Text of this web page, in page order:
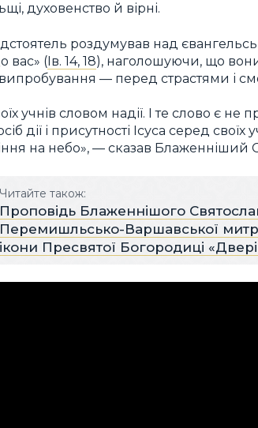
духовенство й вірні.
роздумував над
вас» (Ів. 14, 18), наголошуючи, що
— перед страстями і
учнів словом надії. І те слово є
дії і присутності Ісуса серед
на небо», — сказав Блаженніший
Читайте також:
Проповідь Блаженнішого
Перемишльсько-Варшавської
ікони Пресвятої Богородиці